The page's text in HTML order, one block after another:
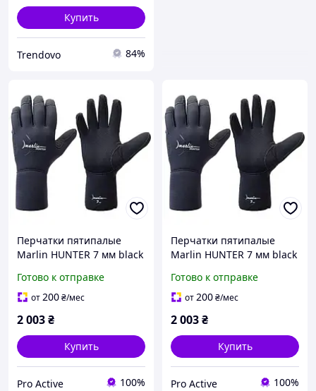
Купить
Trendovo 84%
Перчатки пятипалые
Marlin HUNTER 7 мм black
Готово к отправке
от200₴/мес
2 003₴
Купить
Pro Active 100%
Перчатки пятипалые
Marlin HUNTER 7 мм black
Готово к отправке
от200₴/мес
2 003₴
Купить
Pro Active 100%